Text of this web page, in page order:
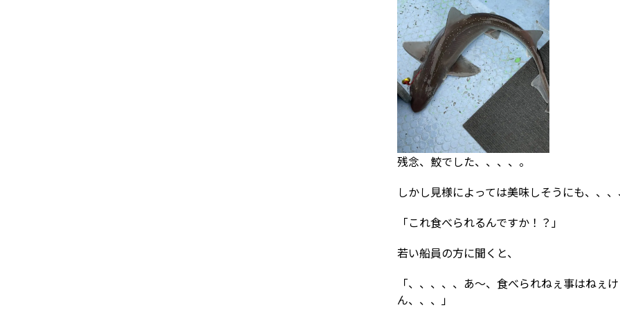
残念、鮫でした、、、、。
しかし見様によっては美味しそうにも、、
「これ食べられるんですか！？」
若い船員の方に聞くと、
「、、、、、あ～、食べられねぇ事はねぇ
ん、、、」